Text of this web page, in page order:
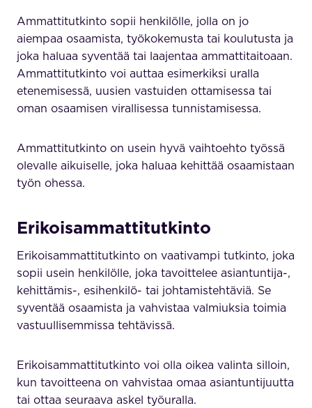
Ammattitutkinto sopii henkilölle, jolla on jo
aiempaa osaamista, työkokemusta tai koulutusta ja
joka haluaa syventää tai laajentaa ammattitaitoaan.
Ammattitutkinto voi auttaa esimerkiksi uralla
etenemisessä, uusien vastuiden ottamisessa tai
oman osaamisen virallisessa tunnistamisessa.
Ammattitutkinto on usein hyvä vaihtoehto työssä
olevalle aikuiselle, joka haluaa kehittää osaamistaan
työn ohessa.
Erikoisammattitutkinto
Erikoisammattitutkinto on vaativampi tutkinto, joka
sopii usein henkilölle, joka tavoittelee asiantuntija-,
kehittämis-, esihenkilö- tai johtamistehtäviä. Se
syventää osaamista ja vahvistaa valmiuksia toimia
vastuullisemmissa tehtävissä.
Erikoisammattitutkinto voi olla oikea valinta silloin,
kun tavoitteena on vahvistaa omaa asiantuntijuutta
tai ottaa seuraava askel työuralla.